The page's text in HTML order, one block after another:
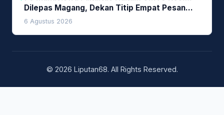
Dilepas Magang, Dekan Titip Empat Pesan
Penting
6 Agustus 2026
© 2026 Liputan68. All Rights Reserved.